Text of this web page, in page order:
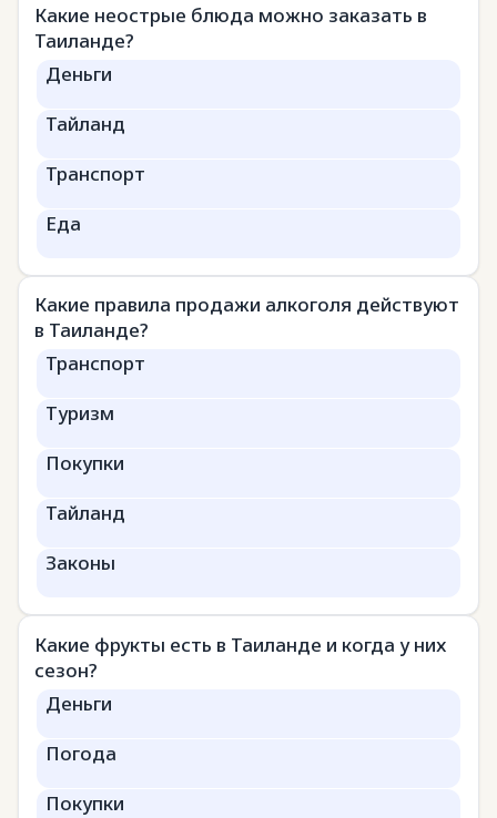
Какие неострые блюда можно заказать в
Таиланде?
Деньги
Тайланд
Транспорт
Еда
Какие правила продажи алкоголя действуют
в Таиланде?
Транспорт
Туризм
Покупки
Тайланд
Законы
Какие фрукты есть в Таиланде и когда у них
сезон?
Деньги
Погода
Покупки